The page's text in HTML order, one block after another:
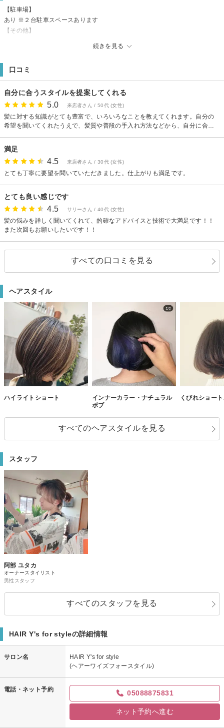
続きを見る
【駐車場】
あり ※２台駐車スペースあります
【その他】
口コミ
自分に合うスタイルを提案してくれる
5.0 来店者さん / 50代 (女性)
髪に対する知識がとても豊富で、いろいろなことを教えてくれます。自分の
希望を聞いてくれたうえで、髪質や普段の手入れ方法などから、自分に合っ
ちらはさらさらつやつやで、ブリーチ、カラーをした後とは思えないほどき
れいになりました。 カラーも、染めた直後、何度かシャンプーして色落ちし
た後のことも考えて絶妙な色にしてもらえました。落ち着いた感じで白髪も
満足
4.5 来店者さん / 30代 (女性)
とても丁寧に要望を聞いていただきました。仕上がりも満足です。
とても良い感じです
4.5 サリーさん / 40代 (女性)
髪の悩みを詳しく聞いてくれて、的確なアドバイスと技術で大満足です！！
また次回もお願いしたいです！！
すべての口コミを見る
ヘアスタイル
ハイライトショート
インナーカラー・ナチュラル
ボブ
くびれショー
すべてのヘアスタイルを見る
スタッフ
阿部 ユタカ
オーナースタイリスト
男性スタッフ
すべてのスタッフを見る
HAIR Y's for styleの詳細情報
サロン名
HAIR Y's for style
(ヘアーワイズフォースタイル)
電話・ネット予約 05088875831
ネット予約へ進む